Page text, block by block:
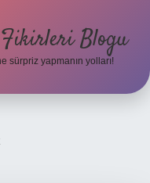
Blogu
sürpriz yapmanın yolları!